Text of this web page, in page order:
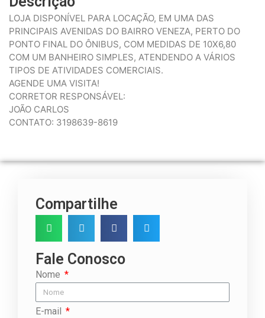
LOJA DISPONÍVEL PARA LOCAÇÃO, EM UMA DAS
PRINCIPAIS AVENIDAS DO BAIRRO VENEZA, PERTO DO
PONTO FINAL DO ÔNIBUS, COM MEDIDAS DE 10X6,80
COM UM BANHEIRO SIMPLES, ATENDENDO A VÁRIOS
TIPOS DE ATIVIDADES COMERCIAIS.
AGENDE UMA VISITA!
CORRETOR RESPONSÁVEL:
JOÃO CARLOS
CONTATO: 3198639-8619
Compartilhe
Fale Conosco
Nome
E-mail